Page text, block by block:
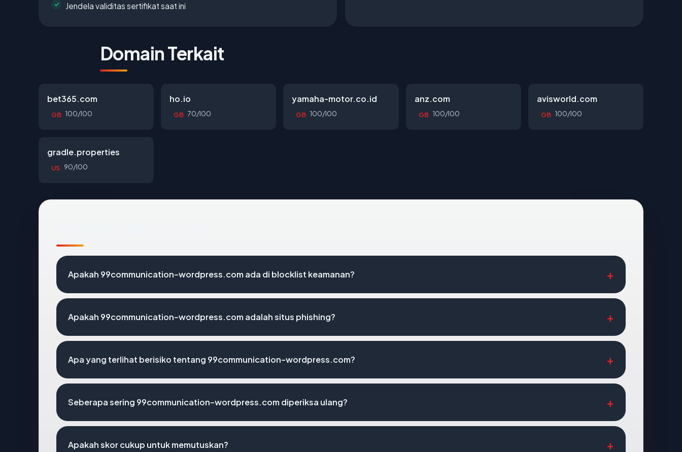
Jendela validitas sertifikat saat ini
Domain Terkait
bet365.com
GB 100/100
ho.io
GB 70/100
yamaha-motor.co.id
GB 100/100
anz.com
GB 100/100
avisworld.com
GB 100/100
gradle.properties
US 90/100
Apakah 99communication-wordpress.com ada di blocklist keamanan?
Apakah 99communication-wordpress.com adalah situs phishing?
Apa yang terlihat berisiko tentang 99communication-wordpress.com?
Seberapa sering 99communication-wordpress.com diperiksa ulang?
Apakah skor cukup untuk memutuskan?